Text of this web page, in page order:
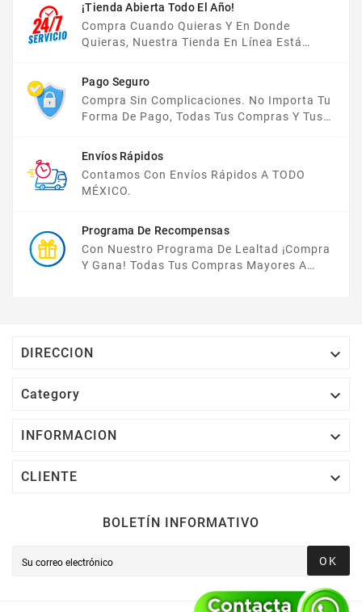
¡Tienda Abierta Todo El Año!
Compra Cuando Quieras Y En Donde
Quieras, Nuestra Tienda En Línea Está
Pago Seguro
Compra Sin Complicaciones. No Importa Tu
Forma De Pago, Todas Tus Compras Y Tus
Envíos Rápidos
Contamos Con Envíos Rápidos A TODO
MÉXICO.
Programa De Recompensas
Con Nuestro Programa De Lealtad ¡compra
Y Gana! Todas Tus Compras Mayores A
DIRECCION 
Category 
INFORMACION 
CLIENTE 
BOLETÍN INFORMATIVO
OK